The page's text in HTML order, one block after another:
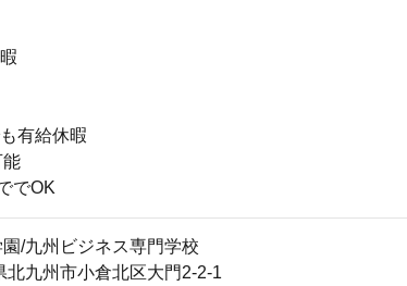
有給休暇
でOK
/九州ビジネス専門学校
北九州市小倉北区大門2-2-1